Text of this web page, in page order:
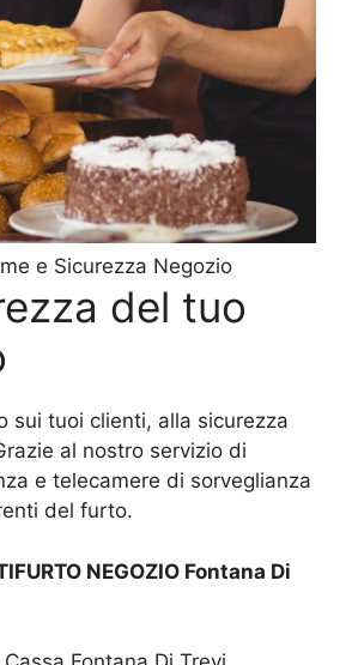
e Sicurezza Negozio
del tuo
sui tuoi clienti, alla sicurezza
al nostro servizio di
e telecamere di sorveglianza
del furto.
NEGOZIO Fontana Di